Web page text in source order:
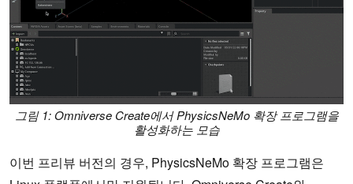
그림 1: Omniverse Create에서 PhysicsNeMo 확장 프로그램을
활성화하는 모습
이번 프리뷰 버전의 경우, PhysicsNeMo 확장 프로그램은